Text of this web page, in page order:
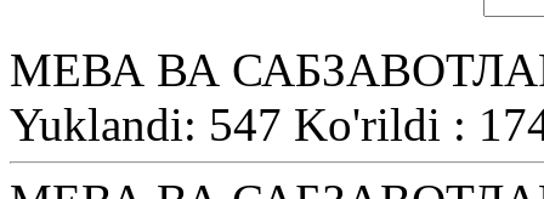
МЕВА ВА
Yuklandi: 547 Ko'rildi :